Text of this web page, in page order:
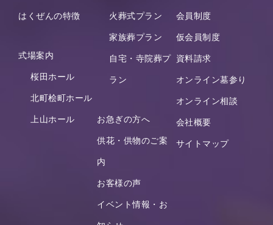
はくぜんの特徴
式場案内
桜田ホール
北町桧町ホール
上山ホール
火葬式プラン
家族葬プラン
自宅・寺院葬プ
ラン
お急ぎの方へ
供花・供物のご案
内
お客様の声
イベント情報・お
会員制度
仮会員制度
資料請求
オンライン墓参り
オンライン相談
会社概要
サイトマップ